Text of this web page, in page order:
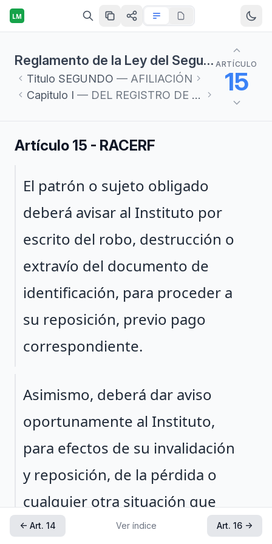
LM
Reglamento de la Ley del Seguro Social en materia de Afiliación, Clasificación de Empresas, Recaudación y Fiscalización
Titulo SEGUNDO — AFILIACIÓN
Capitulo I — DEL REGISTRO DE LOS PATRONES
ARTÍCULO
15
Artículo 15 - RACERF
Párrafo 1
El patrón o sujeto obligado
deberá avisar al Instituto por
escrito del robo, destrucción o
extravío del documento de
identificación, para proceder a
su reposición, previo pago
correspondiente.
Párrafo 2
Asimismo, deberá dar aviso
oportunamente al Instituto,
para efectos de su invalidación
y reposición, de la pérdida o
cualquier otra situación que
pudiera implicar la
← Art. 14 Ver índice Art. 16 →